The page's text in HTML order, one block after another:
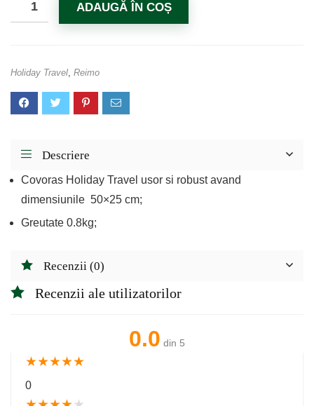
ADAUGĂ ÎN COȘ
Holiday Travel, Reimo
Descriere
Covoras Holiday Travel usor si robust avand
dimensiunile 50×25 cm;
Greutate 0.8kg;
Recenzii (0)
Recenzii ale utilizatorilor
0.0 din 5
★★★★★
0